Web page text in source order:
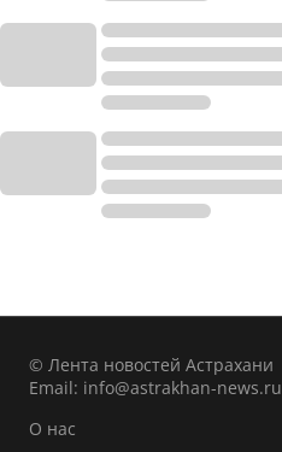
© Лента новостей Астрахани
Email: info@astrakhan-news.ru
О нас